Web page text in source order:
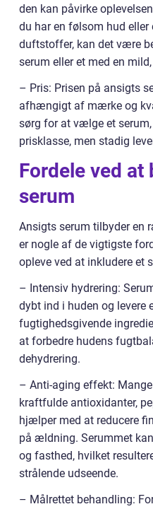
den kan påvirke
du har en følsom hud
duftstoffer, kan det være
serum eller et med en
– Pris: Prisen på ansigts
afhængigt af mærke og
sørg for at vælge et
prisklasse, men stadig
Fordele ved at
serum
Ansigts serum tilbyder en
er nogle af de vigtigste
opleve ved at inkludere et
– Intensiv hydrering:
dybt ind i huden og levere
fugtighedsgivende
at forbedre hudens
dehydrering.
– Anti-aging effekt:
kraftfulde antioxidanter,
hjælper med at reducere
på ældning. Serummet
og fasthed, hvilket
strålende udseende.
– Målrettet behandling: